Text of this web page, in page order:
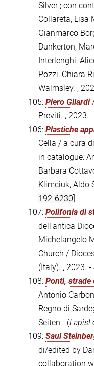
Silver ; con
Collareta, Lisa
Gianmarco
Dunkerton,
Interlenghi,
Pozzi, Chiara
Walmsley. ,
105: Piero Gilardi/
Previti. , 2023.
106: Plastiche
Cella / a cura
in catalogue:
Barbara
Klimciuk, Aldo
192-6230]
107: Polifonia di
dell'antica
Michelangelo
Church /
(Italy). , 2023. -
108: Ponti, strade
Antonio
Regno di
Seiten - (
109: Saul
di/edited by
collaboration